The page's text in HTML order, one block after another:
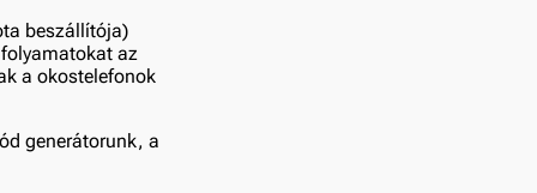
beszállítója)
az
a okostelefonok
generátorunk, a